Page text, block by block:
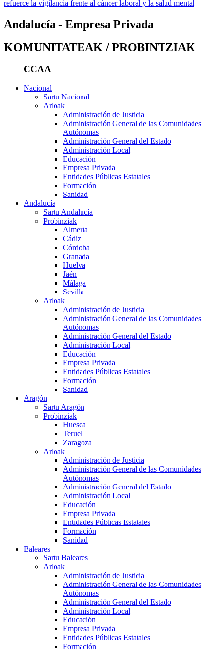
refuerce la vigilancia frente al cáncer laboral y la salud mental
Andalucía - Empresa Privada
KOMUNITATEAK / PROBINTZIAK
CCAA
Nacional
Sartu Nacional
Arloak
Administración de Justicia
Administración General de las Comunidades
Autónomas
Administración General del Estado
Administración Local
Educación
Empresa Privada
Entidades Públicas Estatales
Formación
Sanidad
Andalucía
Sartu Andalucía
Probinziak
Almería
Cádiz
Córdoba
Granada
Huelva
Jaén
Málaga
Sevilla
Arloak
Administración de Justicia
Administración General de las Comunidades
Autónomas
Administración General del Estado
Administración Local
Educación
Empresa Privada
Entidades Públicas Estatales
Formación
Sanidad
Aragón
Sartu Aragón
Probinziak
Huesca
Teruel
Zaragoza
Arloak
Administración de Justicia
Administración General de las Comunidades
Autónomas
Administración General del Estado
Administración Local
Educación
Empresa Privada
Entidades Públicas Estatales
Formación
Sanidad
Baleares
Sartu Baleares
Arloak
Administración de Justicia
Administración General de las Comunidades
Autónomas
Administración General del Estado
Administración Local
Educación
Empresa Privada
Entidades Públicas Estatales
Formación